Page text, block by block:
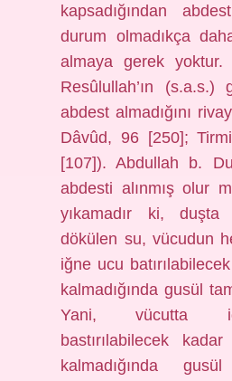
kapsadığından
durum olmadıkça
almaya gerek
Resûlullah’ın (s.a.s.)
abdest almadığını
Dâvûd, 96 [250];
[107]). Abdullah b.
abdesti alınmış olur
yıkamadır ki,
dökülen su, vücudun
iğne ucu
kalmadığında gusül
Yani, vücutta
bastırılabilecek
kalmadığında